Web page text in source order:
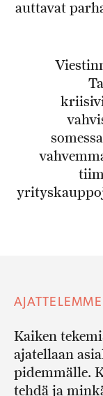
auttavat
Kaiken
ajatellaan
pidemmälle.
tehdä ja